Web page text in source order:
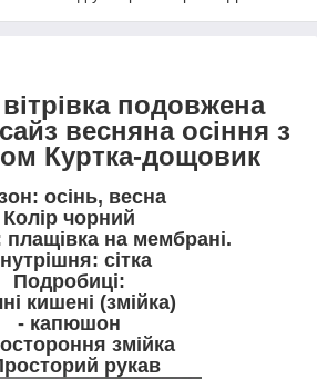
подовжена
весняна осіння з
Куртка-дощовик
осінь, весна
Колір чорний
плащівка на мембрані.
сітка
Подробиці:
кишені (змійка)
- капюшон
змійка
рукав